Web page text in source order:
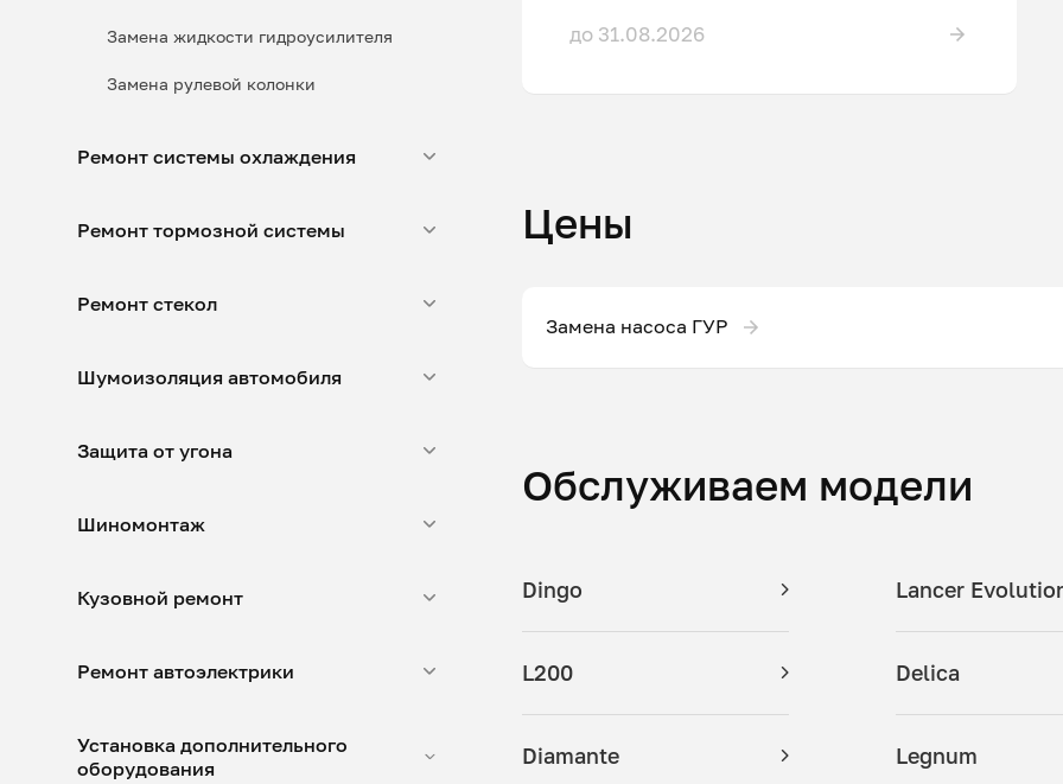
Замена жидкости гидроусилителя
Замена рулевой колонки
Ремонт системы охлаждения
Ремонт тормозной системы
Ремонт стекол
Шумоизоляция автомобиля
Защита от угона
Шиномонтаж
Кузовной ремонт
Ремонт автоэлектрики
Установка дополнительного
оборудования
до 31.08.2026
Цены
Замена насоса ГУР
Обслуживаем модели
Dingo Lancer
L200 Delica
Diamante Legnum